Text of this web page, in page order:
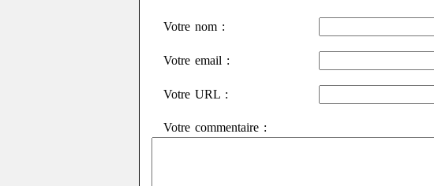
Votre nom :
Votre email :
Votre URL :
Votre commentaire :